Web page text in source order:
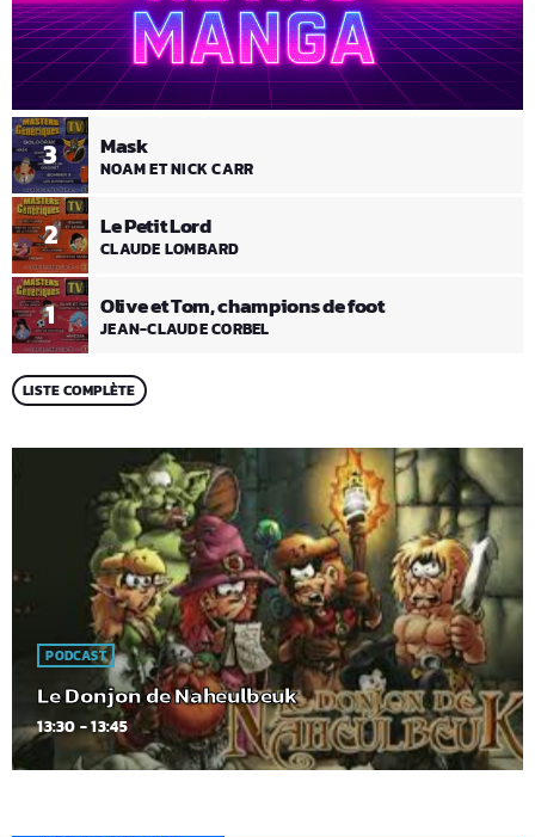
1 Olive et Tom, champions de foot
JEAN-CLAUDE CORBEL
2 Le Petit Lord
CLAUDE LOMBARD
3 Mask
NOAM ET NICK CARR
LISTE COMPLÈTE
PODCAST
Le Donjon de Naheulbeuk
13:30 - 13:45